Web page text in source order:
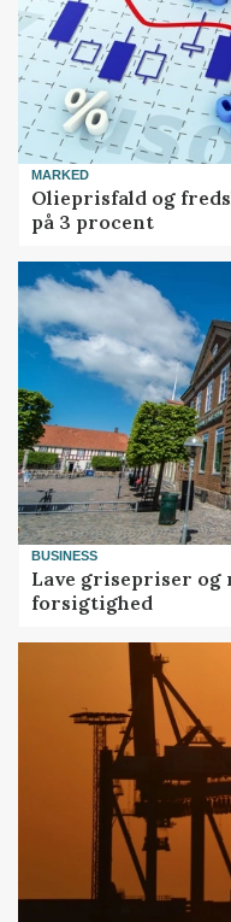
MARKED
Olieprisfald og
på 3 procent
BUSINESS
Lave grisepriser og
forsigtighed